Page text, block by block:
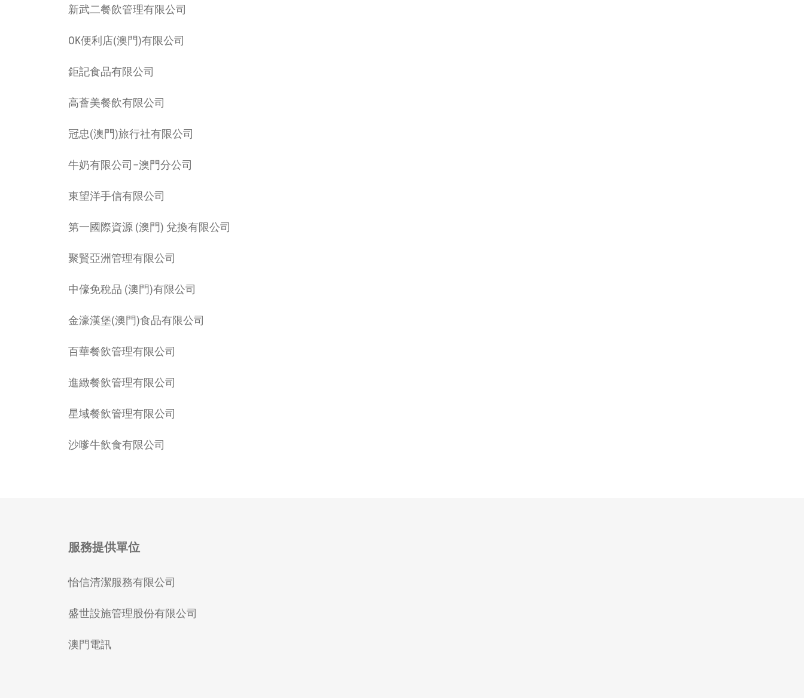
新武二餐飲管理有限公司
OK便利店(澳門)有限公司
鉅記食品有限公司
高薈美餐飲有限公司
冠忠(澳門)旅行社有限公司
牛奶有限公司–澳門分公司
東望洋手信有限公司
第一國際資源 (澳門) 兌換有限公司
聚賢亞洲管理有限公司
中儫免稅品 (澳門)有限公司
金濠漢堡(澳門)食品有限公司
百華餐飲管理有限公司
進緻餐飲管理有限公司
星域餐飲管理有限公司
沙嗲牛飲食有限公司
服務提供單位
怡信清潔服務有限公司
盛世設施管理股份有限公司
澳門電訊